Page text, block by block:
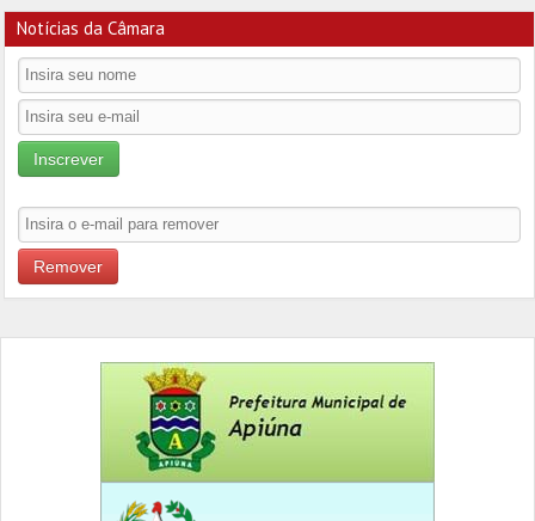
Notícias da Câmara
Inscrever
Remover